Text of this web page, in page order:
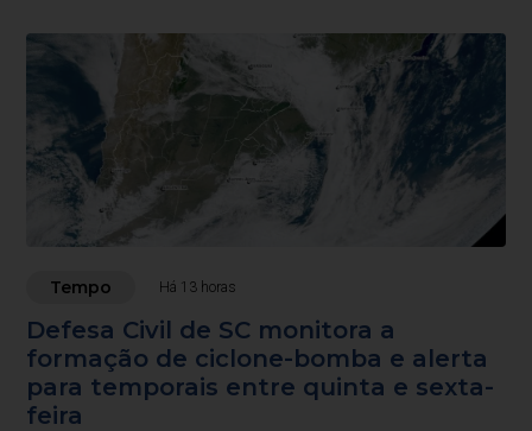
Tempo Há 13 horas
Defesa Civil de SC monitora a
formação de ciclone-bomba e alerta
para temporais entre quinta e sexta-
feira